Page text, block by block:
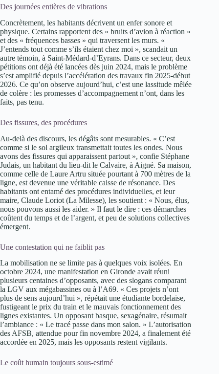
Des journées entières de vibrations
Concrètement, les habitants décrivent un enfer sonore et
physique. Certains rapportent des « bruits d’avion à réaction »
et des « fréquences basses » qui traversent les murs. «
J’entends tout comme s’ils étaient chez moi », scandait un
autre témoin, à Saint-Médard-d’Eyrans. Dans ce secteur, deux
pétitions ont déjà été lancées dès juin 2024, mais le problème
s’est amplifié depuis l’accélération des travaux fin 2025-début
2026. Ce qu’on observe aujourd’hui, c’est une lassitude mêlée
de colère : les promesses d’accompagnement n’ont, dans les
faits, pas tenu.
Des fissures, des procédures
Au-delà des discours, les dégâts sont mesurables. « C’est
comme si le sol argileux transmettait toutes les ondes. Nous
avons des fissures qui apparaissent partout », confie Stéphane
Judais, un habitant du lieu-dit le Calvaire, à Aigné. Sa maison,
comme celle de Laure Artru située pourtant à 700 mètres de la
ligne, est devenue une véritable caisse de résonance. Des
habitants ont entamé des procédures individuelles, et leur
maire, Claude Loriot (La Milesse), les soutient : « Nous, élus,
nous pouvons aussi les aider. » Il faut le dire : ces démarches
coûtent du temps et de l’argent, et peu de solutions collectives
émergent.
Une contestation qui ne faiblit pas
La mobilisation ne se limite pas à quelques voix isolées. En
octobre 2024, une manifestation en Gironde avait réuni
plusieurs centaines d’opposants, avec des slogans comparant
la LGV aux mégabassines ou à l’A69. « Ces projets n’ont
plus de sens aujourd’hui », répétait une étudiante bordelaise,
fustigeant le prix du train et le mauvais fonctionnement des
lignes existantes. Un opposant basque, sexagénaire, résumait
l’ambiance : « Le tracé passe dans mon salon. » L’autorisation
des AFSB, attendue pour fin novembre 2024, a finalement été
accordée en 2025, mais les opposants restent vigilants.
Le coût humain toujours sous-estimé